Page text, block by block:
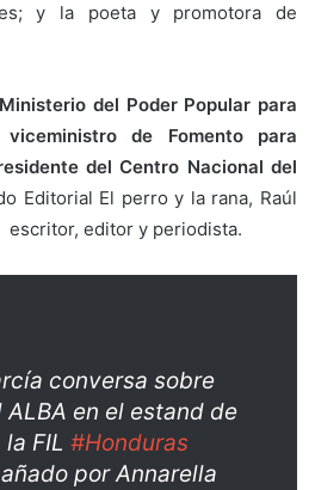
y la poeta y promotora de
del Poder Popular para
de Fomento para
del Centro Nacional del
Editorial El perro y la rana, Raúl
escritor, editor y periodista.
conversa sobre
en el estand de
FIL #Honduras
por Annarella